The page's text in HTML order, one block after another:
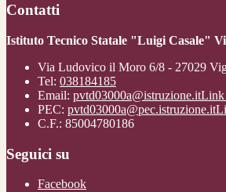
Contatti
Istituto Tecnico Statale "Luigi Casale"
Via Ludovico il Moro 6/8 - 27029
Tel: 038184185
Email: pvtd03000a@istruzione.itLink
PEC: pvtd03000a@pec.istruzione.it
C.F.: 85004780186
Seguici su
Facebook